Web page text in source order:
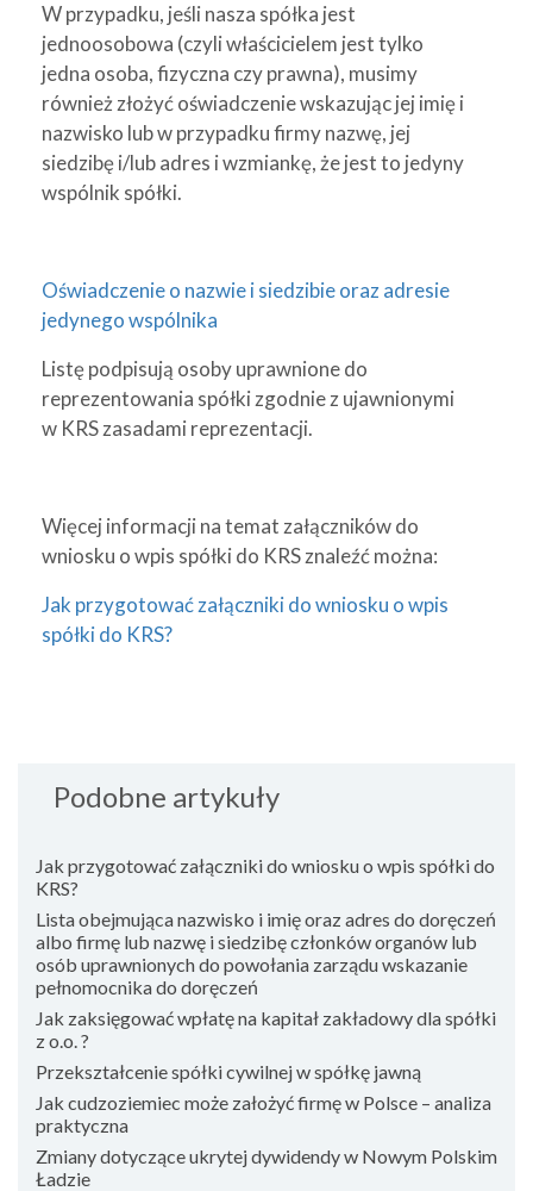
W przypadku, jeśli nasza spółka jest
jednoosobowa (czyli właścicielem jest tylko
jedna osoba, fizyczna czy prawna), musimy
również złożyć oświadczenie wskazując jej imię i
nazwisko lub w przypadku firmy nazwę, jej
siedzibę i/lub adres i wzmiankę, że jest to jedyny
wspólnik spółki.
Oświadczenie o nazwie i siedzibie oraz adresie
jedynego wspólnika
Listę podpisują osoby uprawnione do
reprezentowania spółki zgodnie z ujawnionymi
w KRS zasadami reprezentacji.
Więcej informacji na temat załączników do
wniosku o wpis spółki do KRS znaleźć można:
Jak przygotować załączniki do wniosku o wpis
spółki do KRS?
Podobne artykuły
Jak przygotować załączniki do wniosku o wpis spółki do
KRS?
Lista obejmująca nazwisko i imię oraz adres do doręczeń
albo firmę lub nazwę i siedzibę członków organów lub
osób uprawnionych do powołania zarządu wskazanie
pełnomocnika do doręczeń
Jak zaksięgować wpłatę na kapitał zakładowy dla spółki
z o.o. ?
Przekształcenie spółki cywilnej w spółkę jawną
Jak cudzoziemiec może założyć firmę w Polsce – analiza
praktyczna
Zmiany dotyczące ukrytej dywidendy w Nowym Polskim
Ładzie